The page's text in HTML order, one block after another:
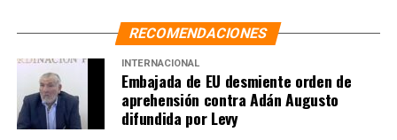
RECOMENDACIONES
INTERNACIONAL
Embajada de EU desmiente orden de
aprehensión contra Adán Augusto
difundida por Levy